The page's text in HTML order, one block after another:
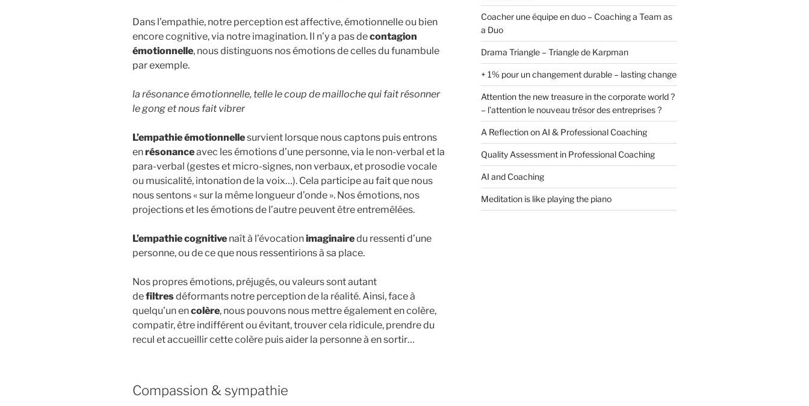
Dans l’empathie, notre perception est affective, émotionnelle ou bien
encore cognitive, via notre imagination. Il n’y a pas decontagion
émotionnelle, nous distinguons nos émotions de celles du funambule
par exemple.
la résonance émotionnelle, telle le coup de mailloche qui fait résonner
le gong et nous fait vibrer
L’empathie émotionnellesurvient lorsque nous captons puis entrons
enrésonanceavec les émotions d’une personne, via le non-verbal et la
para-verbal (gestes et micro-signes, non verbaux, et prosodie vocale
ou musicalité, intonation de la voix…). Cela participe au fait que nous
nous sentons « sur la même longueur d’onde ». Nos émotions, nos
projections et les émotions de l’autre peuvent être entremêlées.
L’empathie cognitive naît à l’évocationimaginairedu ressenti d’une
personne, ou de ce que nous ressentirions à sa place.
Nos propres émotions, préjugés, ou valeurs sont autant
defiltresdéformants notre perception de la réalité. Ainsi, face à
quelqu’un encolère, nous pouvons nous mettre également en colère,
compatir, être indifférent ou évitant, trouver cela ridicule, prendre du
recul et accueillir cette colère puis aider la personne à en sortir…
Compassion & sympathie
Coacher une équipe en duo – Coaching a Team as
a Duo
Drama Triangle – Triangle de Karpman
+ 1% pour un changement durable – lasting change
Attention the new treasure in the corporate world ?
– l’attention le nouveau trésor des entreprises ?
A Reflection on AI & Professional Coaching
Quality Assessment in Professional Coaching
AI and Coaching
Meditation is like playing the piano